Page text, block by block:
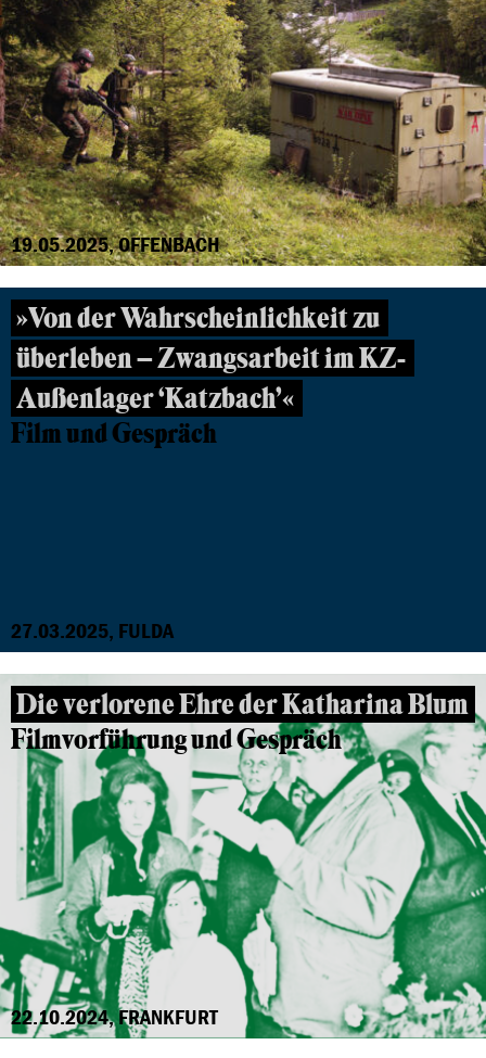
19.05.2025, OFFENBACH
»Von der Wahrscheinlichkeit zu
überleben – Zwangsarbeit im KZ-
Außenlager ‘Katzbach’«
Film und Gespräch
27.03.2025, FULDA
Die verlorene Ehre der Katharina Blum
Filmvorführung und Gespräch
22.10.2024, FRANKFURT